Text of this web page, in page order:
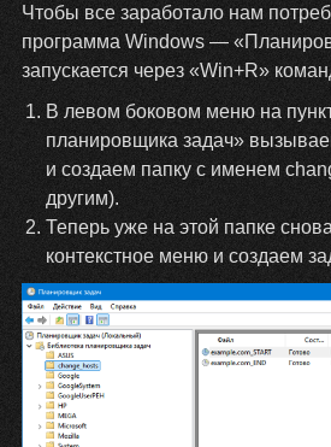
Чтобы все заработало нам
программа Windows —
запускается через «Win+R»
В левом боковом меню на
планировщика задач»
и создаем папку с именем
другим).
Теперь уже на этой папке
контекстное меню и создаем